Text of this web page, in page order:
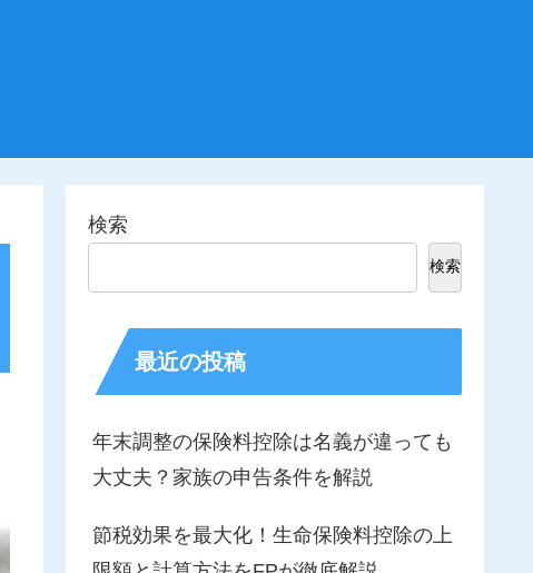
検索
検索
最近の投稿
年末調整の保険料控除は名義が違っても
大丈夫？家族の申告条件を解説
節税効果を最大化！生命保険料控除の上